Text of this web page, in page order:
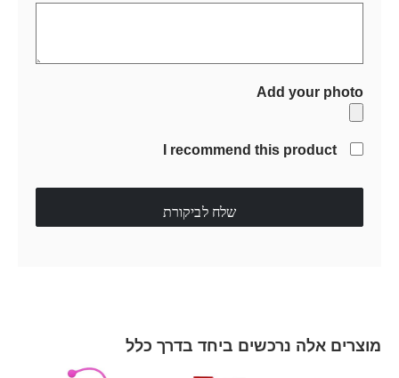
Add your photo
I recommend this product
שלח לביקורת
מוצרים אלה נרכשים ביחד בדרך כלל